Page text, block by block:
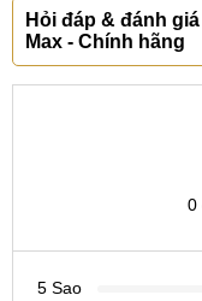
Hotline:
CN 3:42 Phố
CN 4:
Hỏi đáp & đánh
Max - Chính hãng
0
5 Sao